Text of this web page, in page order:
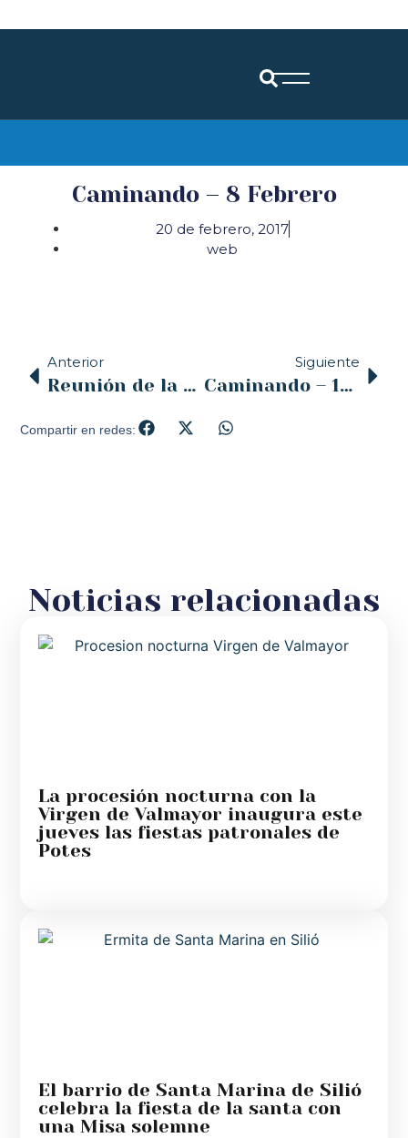
Caminando – 8 Febrero
20 de febrero, 2017
web
Anterior
Reunión de la Comisión Permanente el 21 y 22 de febrero
Siguiente
Caminando – 15 Febrero
Compartir en redes:
Noticias relacionadas
La procesión nocturna con la
Virgen de Valmayor inaugura este
jueves las fiestas patronales de
Potes
El barrio de Santa Marina de Silió
celebra la fiesta de la santa con
una Misa solemne